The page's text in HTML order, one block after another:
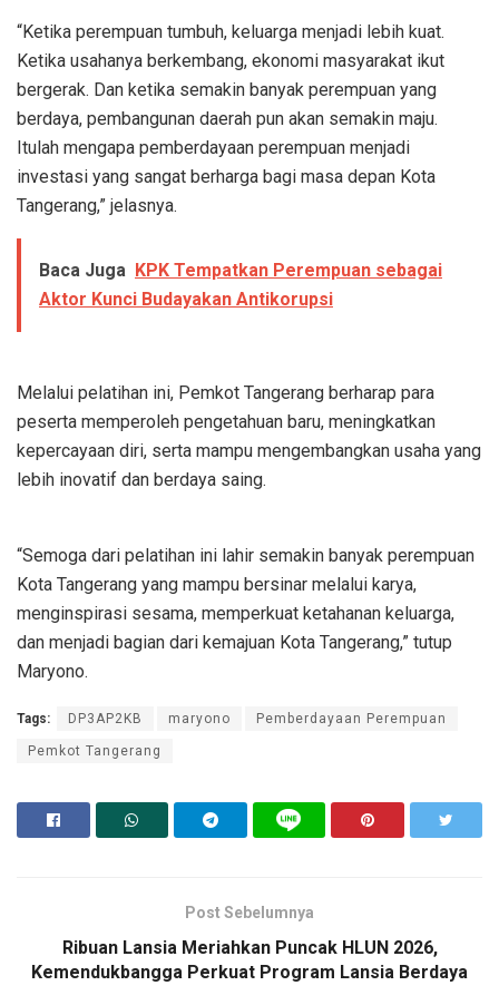
“Ketika perempuan tumbuh, keluarga menjadi lebih kuat.
Ketika usahanya berkembang, ekonomi masyarakat ikut
bergerak. Dan ketika semakin banyak perempuan yang
berdaya, pembangunan daerah pun akan semakin maju.
Itulah mengapa pemberdayaan perempuan menjadi
investasi yang sangat berharga bagi masa depan Kota
Tangerang,” jelasnya.
Baca Juga KPK Tempatkan Perempuan sebagai
Aktor Kunci Budayakan Antikorupsi
Melalui pelatihan ini, Pemkot Tangerang berharap para
peserta memperoleh pengetahuan baru, meningkatkan
kepercayaan diri, serta mampu mengembangkan usaha yang
lebih inovatif dan berdaya saing.
“Semoga dari pelatihan ini lahir semakin banyak perempuan
Kota Tangerang yang mampu bersinar melalui karya,
menginspirasi sesama, memperkuat ketahanan keluarga,
dan menjadi bagian dari kemajuan Kota Tangerang,” tutup
Maryono.
Tags: DP3AP2KB maryono Pemberdayaan Perempuan
Pemkot Tangerang
Post Sebelumnya
Ribuan Lansia Meriahkan Puncak HLUN 2026,
Kemendukbangga Perkuat Program Lansia Berdaya